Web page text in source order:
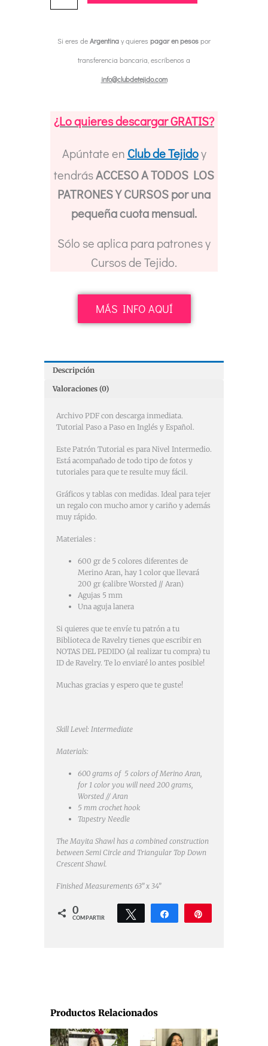
Crochet
Mayita
The
Shawl
cantidad
Si eres deArgentinay quieres pagar en pesospor
transferencia bancaria, escríbenos a
info@clubdetejido.com
¿Lo quieres descargar GRATIS?
Apúntate en Club de Tejidoy
tendrásACCESO A TODOS LOS
PATRONES Y CURSOS por una
pequeña cuota mensual.
Sólo se aplica para patrones y
Cursos de Tejido.
MÁS INFO AQUÍ
Descripción
Valoraciones (0)
Archivo PDF con descarga inmediata.
Tutorial Paso a Paso en Inglés y Español.
Este Patrón Tutorial es para Nivel Intermedio.
Está acompañado de todo tipo de fotos y
tutoriales para que te resulte muy fácil.
Gráficos y tablas con medidas. Ideal para tejer
un regalo con mucho amor y cariño y además
muy rápido.
Materiales :
600 gr de 5 colores diferentes de
Merino Aran, hay 1 color que llevará
200 gr (calibre Worsted // Aran)
Agujas 5 mm
Una aguja lanera
Si quieres que te envíe tu patrón a tu
Biblioteca de Ravelry tienes que escribir en
NOTAS DEL PEDIDO (al realizar tu compra) tu
ID de Ravelry. Te lo enviaré lo antes posible!
Muchas gracias y espero que te guste!
Skill Level: Intermediate
Materials:
600 grams of 5 colors of Merino Aran,
for 1 color you will need 200 grams,
Worsted // Aran
5 mm crochet hook
Tapestry Needle
The Mayita Shawl has a combined construction
between Semi Circle and Triangular Top Down
Crescent Shawl.
Finished Measurements 63” x 34”
0
COMPARTIR
Twittear Compartir
Productos Relacionados